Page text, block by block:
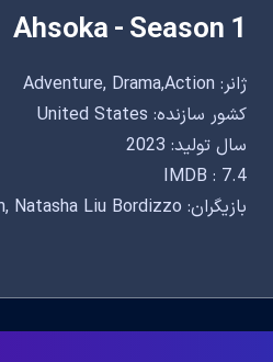
Ahsoka - Season 1
ژانر: Adventure, Drama,Action
کشور سازنده: United States
سال تولید: 2023
IMDB : 7.4
بازیگران: Rosario Dawson, Wes Chatham, Natasha Liu Bordizzo